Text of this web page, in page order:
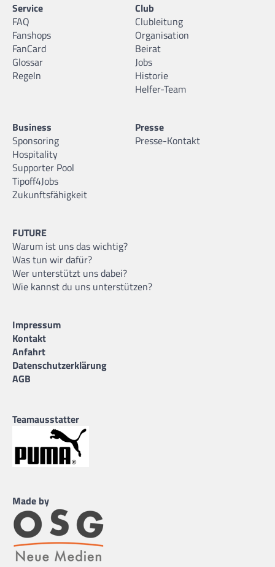
Service
FAQ
Fanshops
FanCard
Glossar
Regeln
Club
Clubleitung
Organisation
Beirat
Jobs
Historie
Helfer-Team
Business
Sponsoring
Hospitality
Supporter Pool
Tipoff4Jobs
Zukunftsfähigkeit
Presse
Presse-Kontakt
FUTURE
Warum ist uns das wichtig?
Was tun wir dafür?
Wer unterstützt uns dabei?
Wie kannst du uns unterstützen?
Impressum
Kontakt
Anfahrt
Datenschutzerklärung
AGB
Teamausstatter
Made by